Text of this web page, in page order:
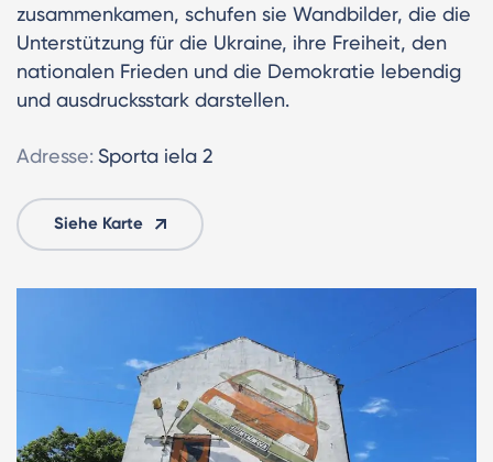
zusammenkamen, schufen sie Wandbilder, die die
Unterstützung für die Ukraine, ihre Freiheit, den
nationalen Frieden und die Demokratie lebendig
und ausdrucksstark darstellen.
Adresse: Sporta iela 2
Siehe Karte